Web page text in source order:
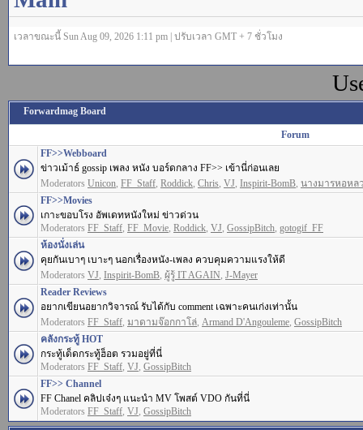
เวลาขณะนี้ Sun Aug 09, 2026 1:11 pm | ปรับเวลา GMT + 7 ชั่วโมง
Forwardmag Board
Forum
FF>>Webboard
ข่าวเม้าธ์ gossip เพลง หนัง บอร์ดกลาง FF>> เข้านี่ก่อนเลย
Moderators Unicon, FF_Staff, Roddick, Chris, VJ, Inspirit-BomB, นางมารหอหล
FF>>Movies
เกาะขอบโรง อัพเดทหนังใหม่ ข่าวด่วน
Moderators FF_Staff, FF_Movie, Roddick, VJ, GossipBitch, gotogif_FF
ห้องนั่งเล่น
คุยกันเบาๆ เบาะๆ นอกเรื่องหนัง-เพลง ควบคุมความแรงให้ดี
Moderators VJ, Inspirit-BomB, ผู้รู้ IT AGAIN, J-Mayer
Reader Reviews
อยากเขียนอยากวิจารณ์ รับได้กับ comment เฉพาะคนเก่งเท่านั้น
Moderators FF_Staff, มาดามจ๊อกกาโล่, Armand D'Angouleme, GossipBitch
คลังกระทู้ HOT
กระทู้เด็ดกระทู้ฮ็อต รวมอยู่ที่นี่
Moderators FF_Staff, VJ, GossipBitch
FF>> Channel
FF Chanel คลิปเจ๋งๆ แนะนำ MV โพสต์ VDO กันที่นี่
Moderators FF_Staff, VJ, GossipBitch